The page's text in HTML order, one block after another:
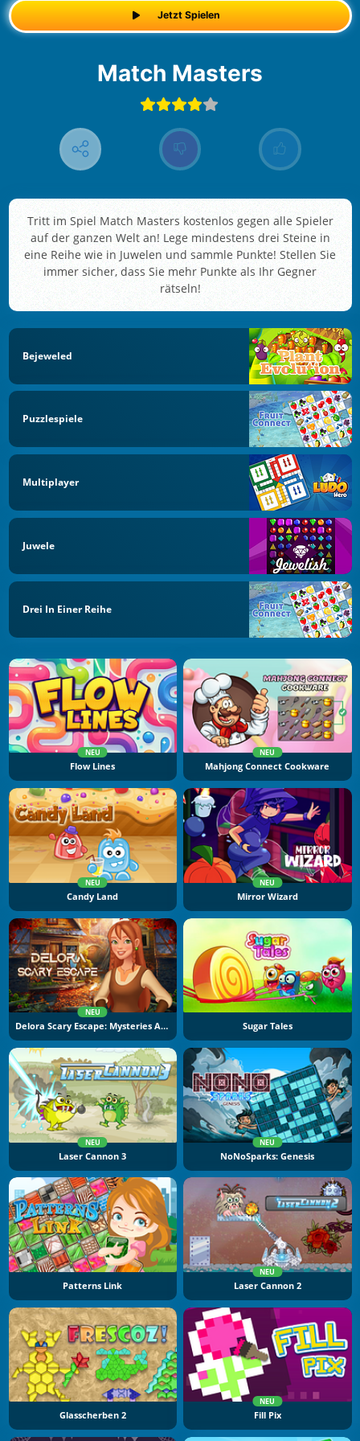
Jetzt Spielen
Match Masters
Tritt im Spiel Match Masters kostenlos gegen alle Spieler
auf der ganzen Welt an! Lege mindestens drei Steine in
eine Reihe wie in Juwelen und sammle Punkte! Stellen Sie
immer sicher, dass Sie mehr Punkte als Ihr Gegner
rätseln!
Bejeweled
Puzzlespiele
Multiplayer
Juwele
Drei In Einer Reihe
NEU
Flow Lines
NEU
Mahjong Connect Cookware
NEU
Candy Land
NEU
Mirror Wizard
NEU
Delora Scary Escape: Mysteries Adventure Sugar Tales
NEU
Laser Cannon 3
NEU
NoNoSparks: Genesis
Patterns Link
NEU
Laser Cannon 2
Glasscherben 2
NEU
Fill Pix